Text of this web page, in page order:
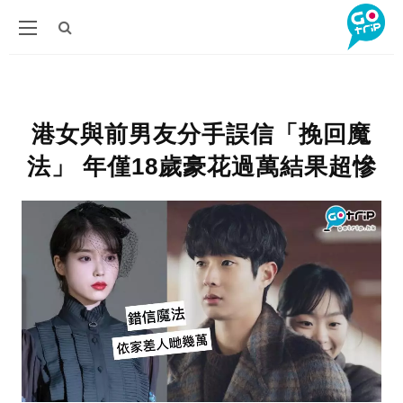
港女與前男友分手誤信「挽回魔
法」 年僅18歲豪花過萬結果超慘